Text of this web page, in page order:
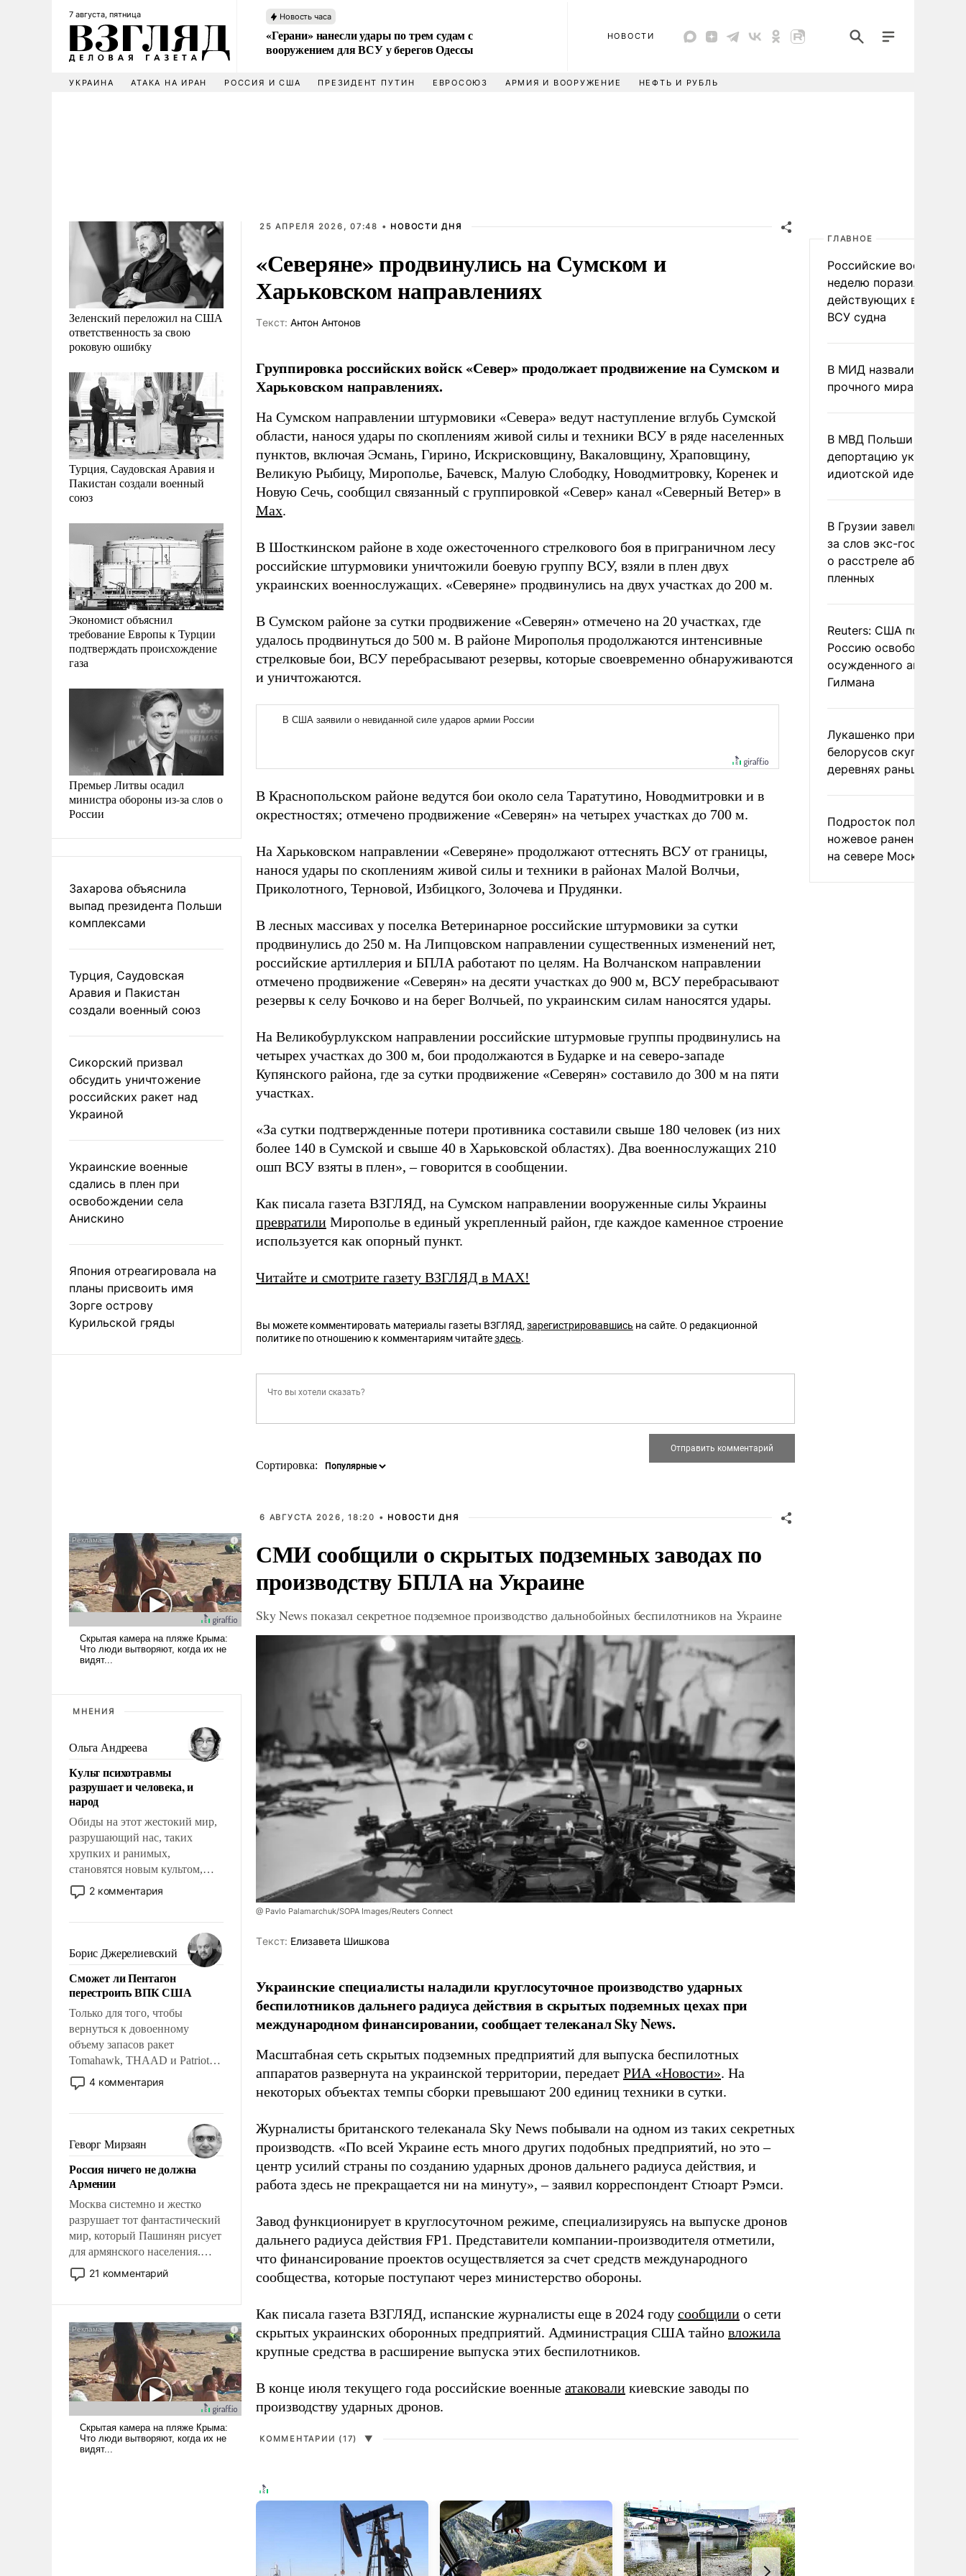
7 августа, пятница Новость часа
«Герани» нанесли удары по трем судам с
вооружением для ВСУ у берегов Одессы
НОВОСТИ
УКРАИНА АТАКА НА ИРАН РОССИЯ И США ПРЕЗИДЕНТ ПУТИН ЕВРОСОЮЗ АРМИЯ И ВООРУЖЕНИЕ НЕФТЬ И РУБЛЬ
Зеленский переложил на США
ответственность за свою
роковую ошибку
Турция, Саудовская Аравия и
Пакистан создали военный
союз
Экономист объяснил
требование Европы к Турции
подтверждать происхождение
газа
Премьер Литвы осадил
министра обороны из-за слов о
России
Захарова объяснила
выпад президента Польши
комплексами
Турция, Саудовская
Аравия и Пакистан
создали военный союз
Сикорский призвал
обсудить уничтожение
российских ракет над
Украиной
Украинские военные
сдались в плен при
освобождении села
Анискино
Япония отреагировала на
планы присвоить имя
Зорге острову
Курильской гряды
МНЕНИЯ
Ольга Андреева
Культ психотравмы
разрушает и человека, и
народ
Обиды на этот жестокий мир,
разрушающий нас, таких
хрупких и ранимых,
становятся новым культом,
постепенно вытесняя и
отменяя традиционное
мужественным и твердым под
ударами судьбы, брать на себя
ответственность, помогать
слабым, идти вперед и
адаптироваться.
2 комментария
Борис Джерелиевский
Сможет ли Пентагон
перестроить ВПК США
Только для того, чтобы
вернуться к довоенному
объему запасов ракет
Tomahawk, THAAD и Patriot
США потребуется более трех
лет. Даже небольшая война с
Сложившаяся ситуация
означает многолетний период
уязвимости США, например,
перед Китаем.
4 комментария
Геворг Мирзаян
Россия ничего не должна
Армении
Москва системно и жестко
разрушает тот фантастический
мир, который Пашинян рисует
для армянского населения.
Мир, где политические
прожекты будут безусловно
налогоплательщиков и где
Еревану за свои поступки не
нужно отвечать.
21 комментарий
25 АПРЕЛЯ 2026, 07:48 • НОВОСТИ ДНЯ
«Северяне» продвинулись на Сумском и
Харьковском направлениях
Tекст: Антон Антонов
Группировка российских войск «Север» продолжает продвижение на Сумском и
Харьковском направлениях.
На Сумском направлении штурмовики «Севера» ведут наступление вглубь Сумской
области, нанося удары по скоплениям живой силы и техники ВСУ в ряде населенных
пунктов, включая Эсмань, Гирино, Искрисковщину, Вакаловщину, Храповщину,
Великую Рыбицу, Мирополье, Бачевск, Малую Слободку, Новодмитровку, Коренек и
Новую Сечь, сообщил связанный с группировкой «Север» канал «Северный Ветер» в
Max.
В Шосткинском районе в ходе ожесточенного стрелкового боя в приграничном лесу
российские штурмовики уничтожили боевую группу ВСУ, взяли в плен двух
украинских военнослужащих. «Северяне» продвинулись на двух участках до 200 м.
В Сумском районе за сутки продвижение «Северян» отмечено на 20 участках, где
удалось продвинуться до 500 м. В районе Мирополья продолжаются интенсивные
стрелковые бои, ВСУ перебрасывают резервы, которые своевременно обнаруживаются
и уничтожаются.
В Краснопольском районе ведутся бои около села Таратутино, Новодмитровки и в
окрестностях; отмечено продвижение «Северян» на четырех участках до 700 м.
На Харьковском направлении «Северяне» продолжают оттеснять ВСУ от границы,
нанося удары по скоплениям живой силы и техники в районах Малой Волчьи,
Приколотного, Терновой, Избицкого, Золочева и Прудянки.
В лесных массивах у поселка Ветеринарное российские штурмовики за сутки
продвинулись до 250 м. На Липцовском направлении существенных изменений нет,
российские артиллерия и БПЛА работают по целям. На Волчанском направлении
отмечено продвижение «Северян» на десяти участках до 900 м, ВСУ перебрасывают
резервы к селу Бочково и на берег Волчьей, по украинским силам наносятся удары.
На Великобурлукском направлении российские штурмовые группы продвинулись на
четырех участках до 300 м, бои продолжаются в Бударке и на северо-западе
Купянского района, где за сутки продвижение «Северян» составило до 300 м на пяти
участках.
«За сутки подтвержденные потери противника составили свыше 180 человек (из них
более 140 в Сумской и свыше 40 в Харьковской областях). Два военнослужащих 210
ошп ВСУ взяты в плен», – говорится в сообщении.
Как писала газета ВЗГЛЯД, на Сумском направлении вооруженные силы Украины
превратили Мирополье в единый укрепленный район, где каждое каменное строение
используется как опорный пункт.
Читайте и смотрите газету ВЗГЛЯД в MAX!
Вы можете комментировать материалы газеты ВЗГЛЯД, зарегистрировавшись на сайте. О редакционной
политике по отношению к комментариям читайтездесь.
Сортировка:
6 АВГУСТА 2026, 18:20 • НОВОСТИ ДНЯ
СМИ сообщили о скрытых подземных заводах по
производству БПЛА на Украине
Sky News показал секретное подземное производство дальнобойных беспилотников на Украине
@ Pavlo Palamarchuk/SOPA Images/Reuters Connect
Tекст: Елизавета Шишкова
Украинские специалисты наладили круглосуточное производство ударных
беспилотников дальнего радиуса действия в скрытых подземных цехах при
международном финансировании, сообщает телеканал Sky News.
Масштабная сеть скрытых подземных предприятий для выпуска беспилотных
аппаратов развернута на украинской территории, передает РИА «Новости». На
некоторых объектах темпы сборки превышают 200 единиц техники в сутки.
Журналисты британского телеканала Sky News побывали на одном из таких секретных
производств. «По всей Украине есть много других подобных предприятий, но это –
центр усилий страны по созданию ударных дронов дальнего радиуса действия, и
работа здесь не прекращается ни на минуту», – заявил корреспондент Стюарт Рэмси.
Завод функционирует в круглосуточном режиме, специализируясь на выпуске дронов
дальнего радиуса действия FP1. Представители компании-производителя отметили,
что финансирование проектов осуществляется за счет средств международного
сообщества, которые поступают через министерство обороны.
Как писала газета ВЗГЛЯД, испанские журналисты еще в 2024 году сообщили о сети
скрытых украинских оборонных предприятий. Администрация США тайно вложила
крупные средства в расширение выпуска этих беспилотников.
В конце июля текущего года российские военные атаковали киевские заводы по
производству ударных дронов.
КОММЕНТАРИИ (17) ▼
ГЛАВНОЕ
Российские военные за
неделю поразили 34
действующих в
ВСУ судна
В МИД назвали условия
прочного мира на
В МВД Польши назвали
депортацию украинцев
идиотской идеей
В Грузии завели дело
за слов экс-
о расстреле абхазских
пленных
Reuters: США
Россию освободить
осужденного
Гилмана
Лукашенко призвал
белорусов скупать
деревнях раньше
Подросток получил
ножевое ранение в
на севере Москвы